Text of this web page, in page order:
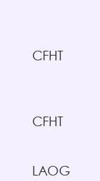
CFHT
CFHT
LAOG